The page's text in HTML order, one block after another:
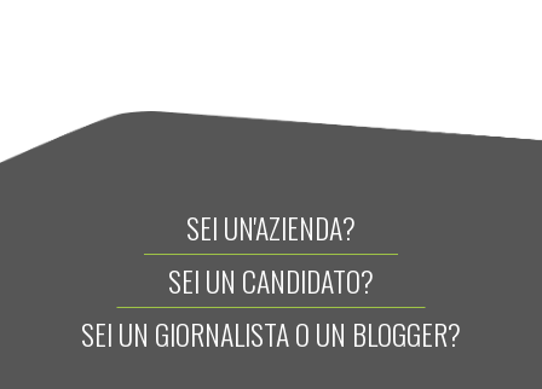
SEI UN'AZIENDA?
SEI UN CANDIDATO?
SEI UN GIORNALISTA O UN BLOGGER?